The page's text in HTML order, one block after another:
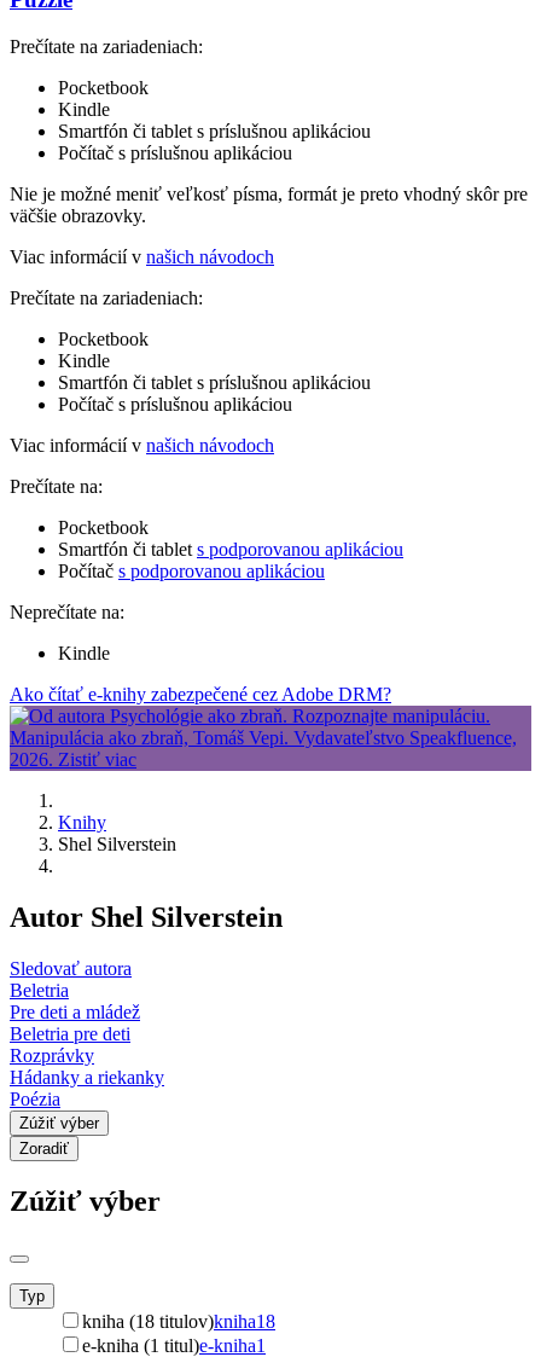
Prečítate na zariadeniach:
Pocketbook
Kindle
Smartfón či tablet s príslušnou aplikáciou
Počítač s príslušnou aplikáciou
Nie je možné meniť veľkosť písma, formát je preto vhodný skôr pre
väčšie obrazovky.
Viac informácií v našich návodoch
Prečítate na zariadeniach:
Pocketbook
Kindle
Smartfón či tablet s príslušnou aplikáciou
Počítač s príslušnou aplikáciou
Viac informácií v našich návodoch
Prečítate na:
Pocketbook
Smartfón či tablet s podporovanou aplikáciou
Počítač s podporovanou aplikáciou
Neprečítate na:
Kindle
Ako čítať e-knihy zabezpečené cez Adobe DRM?
Knihy
Shel Silverstein
Autor Shel Silverstein
Sledovať autora
Beletria
Pre deti a mládež
Beletria pre deti
Rozprávky
Hádanky a riekanky
Poézia
Zúžiť výber
Zoradiť
Zúžiť výber
Typ
kniha (18 titulov)kniha18
e-kniha (1 titul)e-kniha1